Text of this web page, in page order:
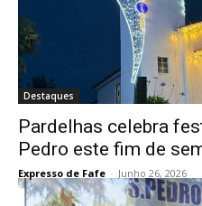
Destaques
Pardelhas celebra
Pedro este fim de
Expresso de Fafe - Junho 26, 2026